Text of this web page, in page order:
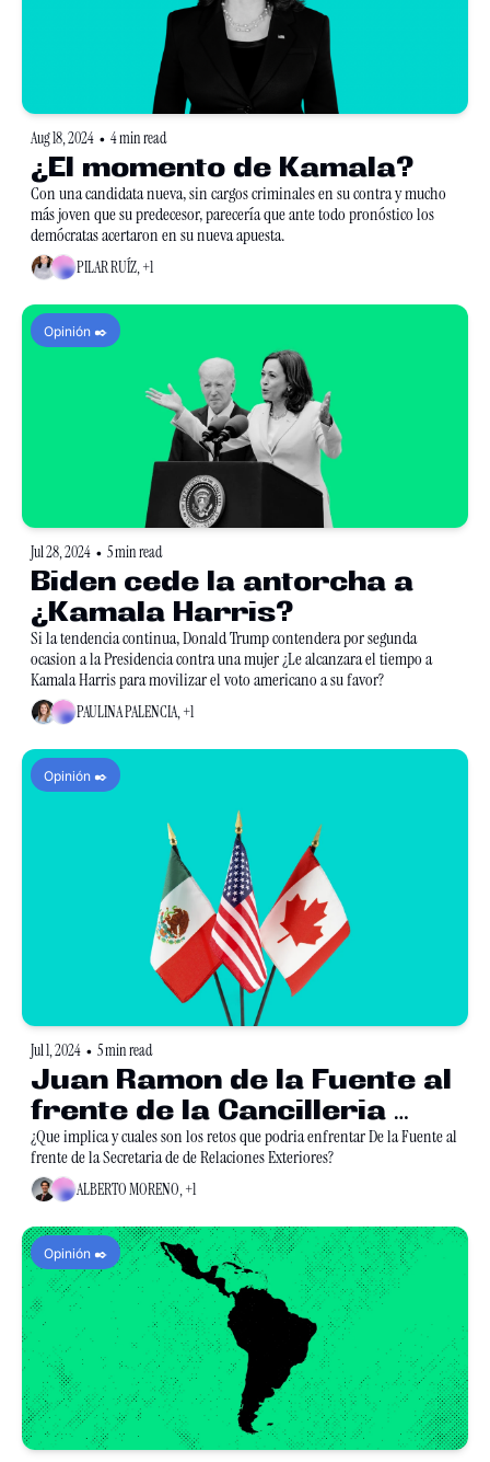
Aug 18, 2024 • 4 min read
Con una candidata nueva, sin cargos criminales en su contra y mucho
más joven que su predecesor, parecería que ante todo pronóstico los
PILAR RUÍZ, +1
Opinión ✒️
Jul 28, 2024 • 5 min read
Biden cede la antorcha a
¿Kamala Harris?
Si la tendencia continua, Donald Trump contendera por segunda
ocasion a la Presidencia contra una mujer ¿Le alcanzara el tiempo a
Kamala Harris para movilizar el voto americano a su favor?
PAULINA PALENCIA, +1
Opinión ✒️
Jul 1, 2024 • 5 min read
Juan Ramon de la Fuente al
frente de la Cancilleria
mexicana
¿Que implica y cuales son los retos que podria enfrentar De la Fuente al
frente de la Secretaria de de Relaciones Exteriores?
ALBERTO MORENO, +1
Opinión ✒️